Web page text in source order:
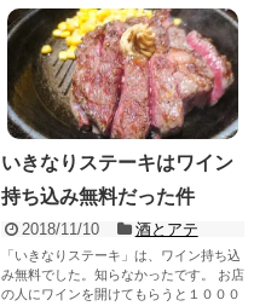
いきなりステーキはワイン
持ち込み無料だった件
2018/11/10 酒とアテ
「いきなりステーキ」は、ワイン持ち込
み無料でした。知らなかったです。 お店
の人にワインを開けてもらうと１０００